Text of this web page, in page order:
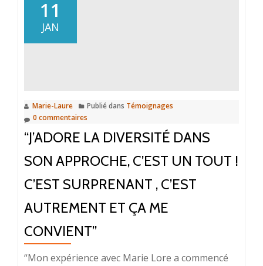
11
JAN
Marie-Laure Publié dans Témoignages
0 commentaires
“J’ADORE LA DIVERSITÉ DANS
SON APPROCHE, C’EST UN TOUT !
C’EST SURPRENANT , C’EST
AUTREMENT ET ÇA ME
CONVIENT”
“Mon expérience avec Marie Lore a commencé